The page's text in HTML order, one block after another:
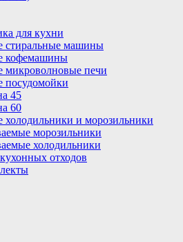
для кухни
стиральные машины
кофемашины
микроволновые печи
посудомойки
45
60
холодильники и морозильники
морозильники
холодильники
отходов